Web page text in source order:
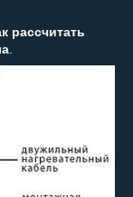
рассчитать
.